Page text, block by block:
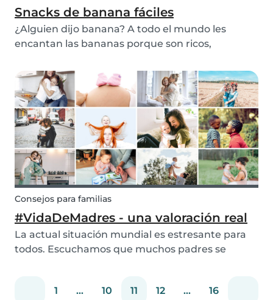
Snacks de banana fáciles
¿Alguien dijo banana? A todo el mundo les
encantan las bananas porque son ricos,
comerlas directamente, pisadas o prepara un
rico pan de banana o tortitas de banana.
Nosotros decidimos transforma...
Consejos para familias
#VidaDeMadres - una valoración real
La actual situación mundial es estresante para
todos. Escuchamos que muchos padres se
mantenerse saludables mental y físicamente al
1 ... 10 11 12 ... 16